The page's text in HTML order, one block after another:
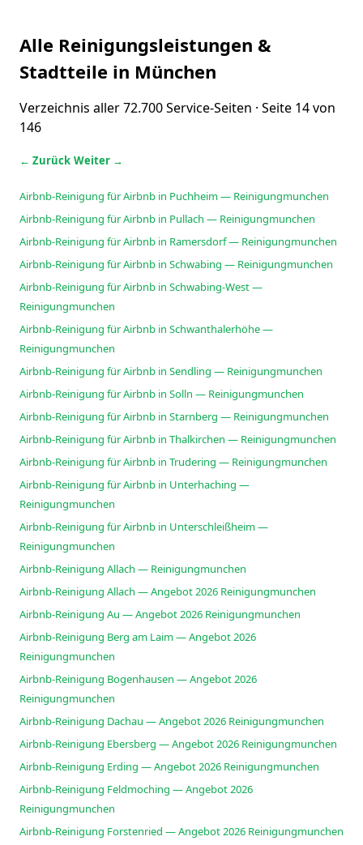
Alle Reinigungsleistungen &
Stadtteile in München
Verzeichnis aller 72.700 Service-Seiten · Seite 14 von
146
← Zurück Weiter →
Airbnb-Reinigung für Airbnb in Puchheim — Reinigungmunchen
Airbnb-Reinigung für Airbnb in Pullach — Reinigungmunchen
Airbnb-Reinigung für Airbnb in Ramersdorf — Reinigungmunchen
Airbnb-Reinigung für Airbnb in Schwabing — Reinigungmunchen
Airbnb-Reinigung für Airbnb in Schwabing-West —
Reinigungmunchen
Airbnb-Reinigung für Airbnb in Schwanthalerhöhe —
Reinigungmunchen
Airbnb-Reinigung für Airbnb in Sendling — Reinigungmunchen
Airbnb-Reinigung für Airbnb in Solln — Reinigungmunchen
Airbnb-Reinigung für Airbnb in Starnberg — Reinigungmunchen
Airbnb-Reinigung für Airbnb in Thalkirchen — Reinigungmunchen
Airbnb-Reinigung für Airbnb in Trudering — Reinigungmunchen
Airbnb-Reinigung für Airbnb in Unterhaching —
Reinigungmunchen
Airbnb-Reinigung für Airbnb in Unterschleißheim —
Reinigungmunchen
Airbnb-Reinigung Allach — Reinigungmunchen
Airbnb-Reinigung Allach — Angebot 2026 Reinigungmunchen
Airbnb-Reinigung Au — Angebot 2026 Reinigungmunchen
Airbnb-Reinigung Berg am Laim — Angebot 2026
Reinigungmunchen
Airbnb-Reinigung Bogenhausen — Angebot 2026
Reinigungmunchen
Airbnb-Reinigung Dachau — Angebot 2026 Reinigungmunchen
Airbnb-Reinigung Ebersberg — Angebot 2026 Reinigungmunchen
Airbnb-Reinigung Erding — Angebot 2026 Reinigungmunchen
Airbnb-Reinigung Feldmoching — Angebot 2026
Reinigungmunchen
Airbnb-Reinigung Forstenried — Angebot 2026 Reinigungmunchen